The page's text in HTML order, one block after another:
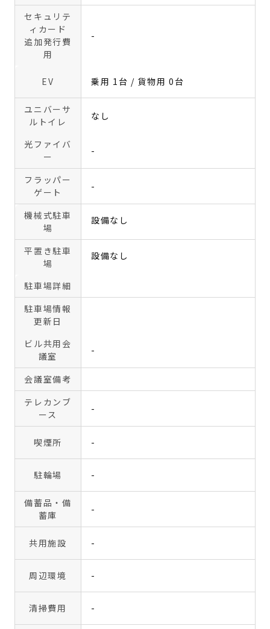
セキュリテ
ィカード
追加発行費
用
-
EV 乗用 1台 / 貨物用 0台
ユニバーサ
ルトイレ
なし
光ファイバ
ー
-
フラッパー
ゲート
-
機械式駐車
場
設備なし
平置き駐車
場
設備なし
駐車場詳細
駐車場情報
更新日
ビル共用会
議室
-
会議室備考
テレカンブ
ース
-
喫煙所 -
駐輪場 -
備蓄品・備
蓄庫
-
共用施設 -
周辺環境 -
清掃費用 -